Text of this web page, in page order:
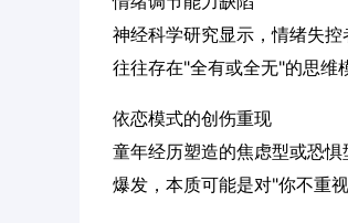
神经科学研究显示，情绪失
往往存在"全有或全无"的思维
依恋模式的创伤重现
童年经历塑造的焦虑型或恐
爆发，本质可能是对"你不重